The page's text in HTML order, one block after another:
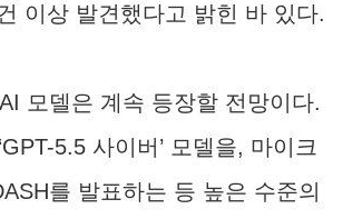
이상 발견했다고 밝힌 바 있다.
모델은 계속 등장할 전망이다.
5.5 사이버’ 모델을, 마이크
를 발표하는 등 높은 수준의